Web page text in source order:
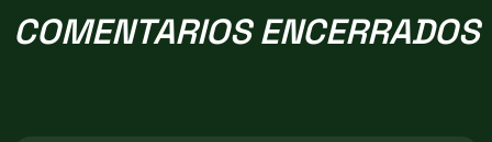
COMENTARIOS ENCERRADOS